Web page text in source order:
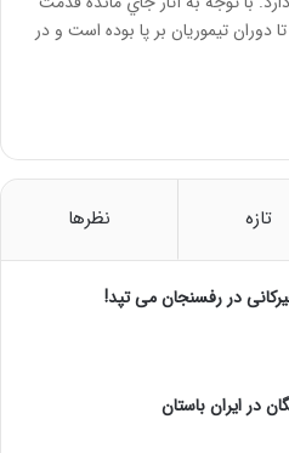
دوران تيموريان بر پا بوده است و در
تازه نظرها
در رفسنجان می تپد!
در ایران باستان